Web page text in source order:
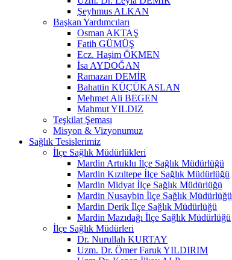
Şeyhmus ALKAN
Başkan Yardımcıları
Osman AKTAŞ
Fatih GÜMÜŞ
Ecz. Haşim ÖKMEN
İsa AYDOĞAN
Ramazan DEMİR
Bahattin KÜÇÜKASLAN
Mehmet Ali BEGEN
Mahmut YILDIZ
Teşkilat Şeması
Misyon & Vizyonumuz
Sağlık Tesislerimiz
İlçe Sağlık Müdürlükleri
Mardin Artuklu İlçe Sağlık Müdürlüğü
Mardin Kızıltepe İlçe Sağlık Müdürlüğü
Mardin Midyat İlçe Sağlık Müdürlüğü
Mardin Nusaybin İlçe Sağlık Müdürlüğü
Mardin Derik İlçe Sağlık Müdürlüğü
Mardin Mazıdağı İlçe Sağlık Müdürlüğü
İlçe Sağlık Müdürleri
Dr. Nurullah KURTAY
Uzm. Dr. Ömer Faruk YILDIRIM